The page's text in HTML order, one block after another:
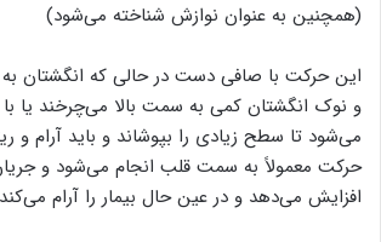
(همچنین به عنوان نوازش شناخته می‌شود)
این حرکت با صافی دست در حالی که انگشتان
و نوک انگشتان کمی به سمت بالا می‌چرخند یا
می‌شود تا سطح زیادی را بپوشاند و باید آرام و
حرکت معمولاً به سمت قلب انجام می‌شود و
افزایش می‌دهد و در عین حال بیمار را آرام